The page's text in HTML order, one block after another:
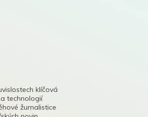
klíčová
technologií
žurnalistice